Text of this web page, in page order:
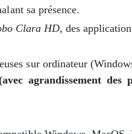
sa présence.
Clara HD, des
sur ordinateur
agrandissement